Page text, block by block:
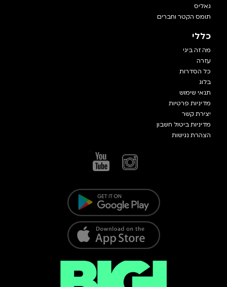
גאליס
תומס הקטר וחברים
כללי
מה זה ביגי
עזרה
כל הסדרות
בלוג
תנאי שימוש
מדיניות פרטיות
יצירת קשר
מדיניות ביטול חשבון
הצהרת נגישות